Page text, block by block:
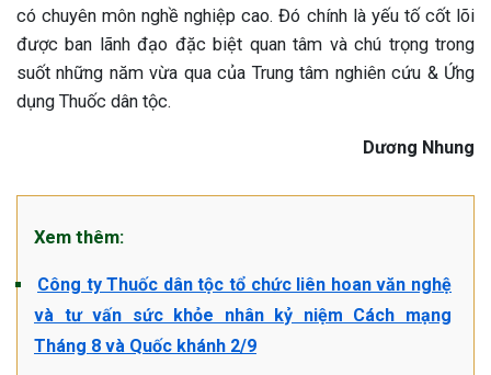
có chuyên môn nghề nghiệp cao. Đó chính là yếu tố cốt lõi
được ban lãnh đạo đặc biệt quan tâm và chú trọng trong
suốt những năm vừa qua của Trung tâm nghiên cứu & Ứng
dụng Thuốc dân tộc.
Dương Nhung
Xem thêm:
Công ty Thuốc dân tộc tổ chức liên hoan văn nghệ
và tư vấn sức khỏe nhân kỷ niệm Cách mạng
Tháng 8 và Quốc khánh 2/9